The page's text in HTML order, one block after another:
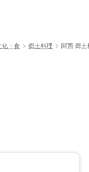
化・食 郷土料理 関西 郷土